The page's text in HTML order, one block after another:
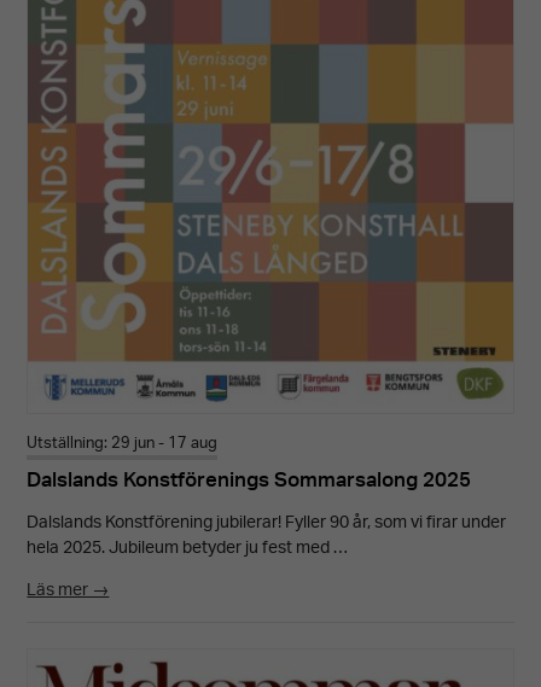
Utställning: 29 jun - 17 aug
Dalslands Konstförenings Sommarsalong 2025
Dalslands Konstförening jubilerar! Fyller 90 år, som vi firar under
hela 2025. Jubileum betyder ju fest med …
Läs mer →